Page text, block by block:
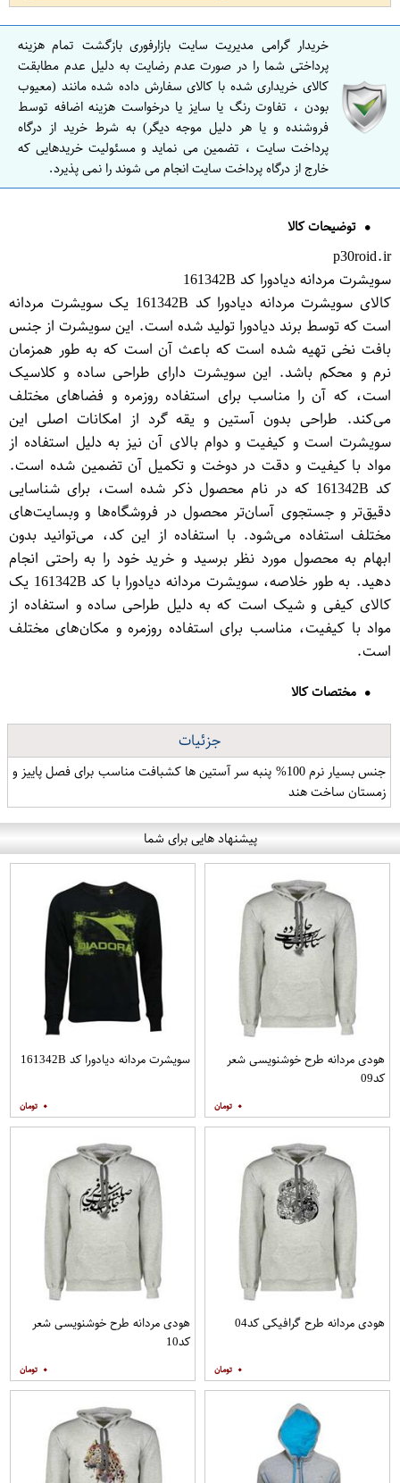
خریدار گرامی مدیریت سایت بازارفوری بازگشت تمام هزینه
پرداختی شما را در صورت عدم رضایت به دلیل عدم مطابقت
کالای خریداری شده با کالای سفارش داده شده مانند (معیوب
بودن ، تفاوت رنگ یا سایز یا درخواست هزینه اضافه توسط
فروشنده و یا هر دلیل موجه دیگر) به شرط خرید از درگاه
پرداخت سایت ، تضمین می نماید و مسئولیت خریدهایی که
خارج از درگاه پرداخت سایت انجام می شوند را نمی پذیرد.
توضیحات کالا
p30roid.ir
سویشرت مردانه دیادورا کد 161342B
کالای سویشرت مردانه دیادورا کد 161342B یک سویشرت مردانه
است که توسط برند دیادورا تولید شده است. این سویشرت از جنس
بافت نخی تهیه شده است که باعث آن است که به طور همزمان
نرم و محکم باشد. این سویشرت دارای طراحی ساده و کلاسیک
است، که آن را مناسب برای استفاده روزمره و فضاهای مختلف
می‌کند. طراحی بدون آستین و یقه گرد از امکانات اصلی این
سویشرت است و کیفیت و دوام بالای آن نیز به دلیل استفاده از
مواد با کیفیت و دقت در دوخت و تکمیل آن تضمین شده است.
کد 161342B که در نام محصول ذکر شده است، برای شناسایی
دقیق‌تر و جستجوی آسان‌تر محصول در فروشگاه‌ها و وبسایت‌های
مختلف استفاده می‌شود. با استفاده از این کد، می‌توانید بدون
ابهام به محصول مورد نظر برسید و خرید خود را به راحتی انجام
دهید. به طور خلاصه، سویشرت مردانه دیادورا با کد 161342B یک
کالای کیفی و شیک است که به دلیل طراحی ساده و استفاده از
مواد با کیفیت، مناسب برای استفاده روزمره و مکان‌های مختلف
است.
مختصات کالا
جزئیات
جنس بسیار نرم 100% پنبه سر آستین ها کشبافت مناسب برای فصل پاییز و
زمستان ساخت هند
پیشنهاد هایی برای شما
هودی مردانه طرح خوشنویسی شعر
کد09
۰
سویشرت مردانه دیادورا کد 161342B
۰
هودی مردانه طرح گرافیکی کد04
۰
هودی مردانه طرح خوشنویسی شعر
کد10
۰